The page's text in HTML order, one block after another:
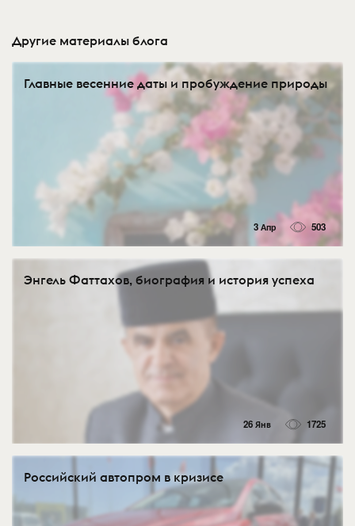
Другие материалы блога
Главные весенние даты и пробуждение природы
3 Апр 503
Энгель Фаттахов, биография и история успеха
26 Янв 1725
Российский автопром в кризисе